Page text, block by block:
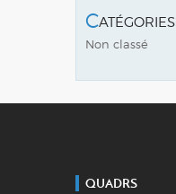
Catégories
Non classé
QUADRS